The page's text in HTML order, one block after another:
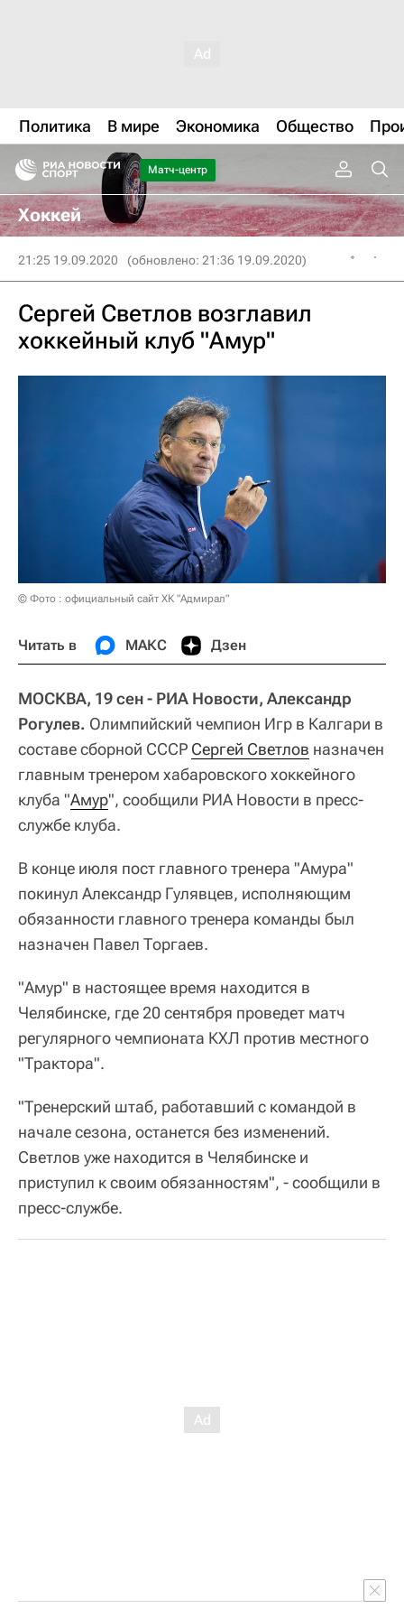
Политика В мире Экономика Общество
Матч-центр
Хоккей
21:25 19.09.2020 (обновлено: 21:36 19.09.2020)
Сергей Светлов возглавил
хоккейный клуб "Амур"
© Фото : официальный сайт ХК "Адмирал"
Читать в МАКС Дзен
МОСКВА, 19 сен - РИА Новости, Александр
Рогулев. Олимпийский чемпион Игр в Калгари в
составе сборной СССР Сергей Светлов назначен
главным тренером хабаровского хоккейного
клуба "Амур", сообщили РИА Новости в пресс-
службе клуба.
В конце июля пост главного тренера "Амура"
покинул Александр Гулявцев, исполняющим
обязанности главного тренера команды был
назначен Павел Торгаев.
"Амур" в настоящее время находится в
Челябинске, где 20 сентября проведет матч
регулярного чемпионата КХЛ против местного
"Трактора".
"Тренерский штаб, работавший с командой в
начале сезона, останется без изменений.
Светлов уже находится в Челябинске и
приступил к своим обязанностям", - сообщили в
пресс-службе.